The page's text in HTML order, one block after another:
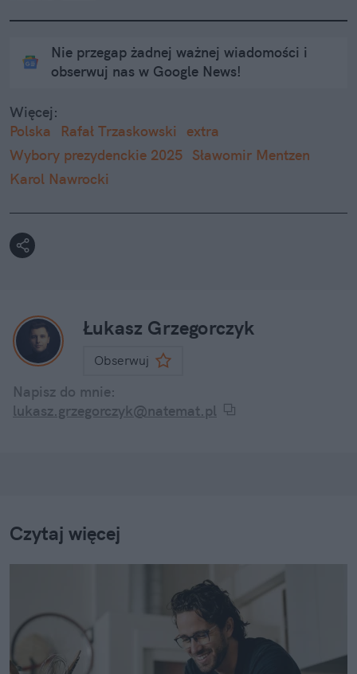
Nie przegap żadnej ważnej wiadomości i
obserwuj nas w Google News!
Więcej:
Polska
Rafał Trzaskowski
extra
Wybory prezydenckie 2025 Sławomir Mentzen
Karol Nawrocki
Łukasz Grzegorczyk
Obserwuj
Napisz do mnie:
lukasz.grzegorczyk@natemat.pl
Czytaj więcej